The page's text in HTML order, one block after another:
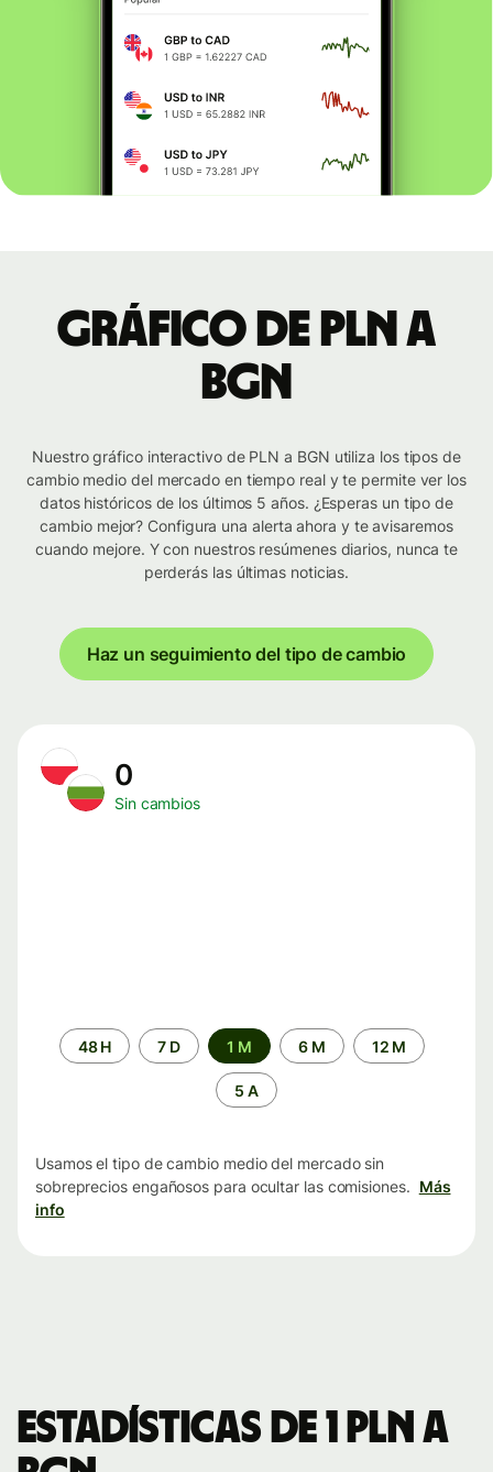
Gráfico de PLN a
BGN
Nuestro gráfico interactivo de PLN a BGN utiliza los tipos de
cambio medio del mercado en tiempo real y te permite ver los
datos históricos de los últimos 5 años. ¿Esperas un tipo de
cambio mejor? Configura una alerta ahora y te avisaremos
cuando mejore. Y con nuestros resúmenes diarios, nunca te
perderás las últimas noticias.
Haz un seguimiento del tipo de cambio
0
Sin cambios
Periodo48 H 7 D 1 M 6 M 12 M
5 A
Usamos el tipo de cambio medio del mercado sin
sobreprecios engañosos para ocultar las comisiones. Más
info
Estadísticas de 1 PLN a